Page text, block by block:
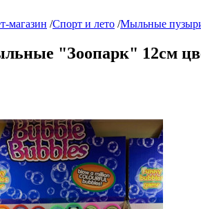
магазин /Спорт и лето /Мыльные
"Зоопарк" 12см